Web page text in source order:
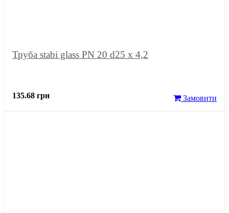
Труба stabi glass PN 20 d25 х 4,2
135.68 грн Замовити